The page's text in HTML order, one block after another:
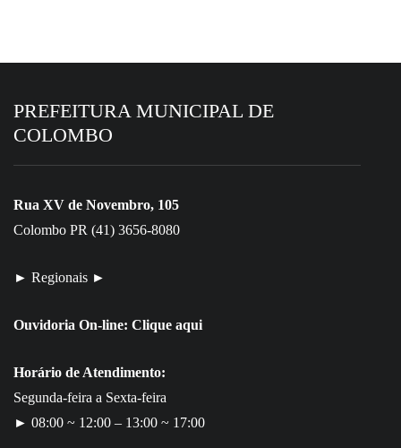
PREFEITURA MUNICIPAL DE
COLOMBO
Rua XV de Novembro, 105
Colombo PR (41) 3656-8080
► Regionais ►
Ouvidoria On-line: Clique aqui
Horário de Atendimento:
Segunda-feira a Sexta-feira
► 08:00 ~ 12:00 – 13:00 ~ 17:00